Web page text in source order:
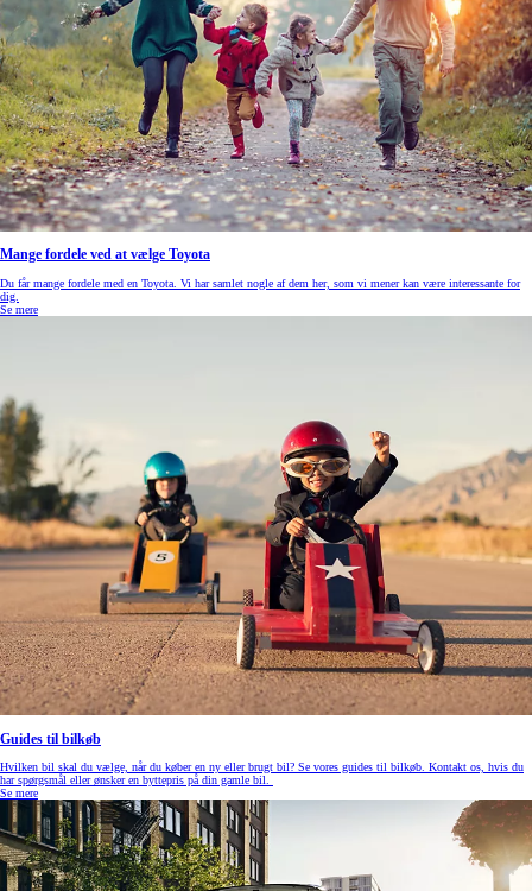
Mange fordele ved at vælge Toyota
Du får mange fordele med en Toyota. Vi har samlet nogle af dem her, som vi mener kan være interessante for
dig.
Se mere
Guides til bilkøb
Hvilken bil skal du vælge, når du køber en ny eller brugt bil? Se vores guides til bilkøb. Kontakt os, hvis du
har spørgsmål eller ønsker en byttepris på din gamle bil.
Se mere